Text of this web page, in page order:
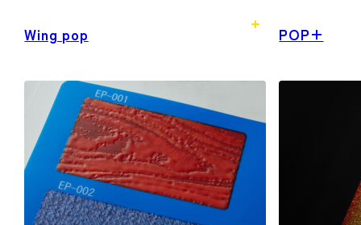
Wing pop POP+